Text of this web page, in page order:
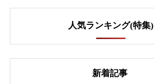
人気ランキング(特集)
新着記事